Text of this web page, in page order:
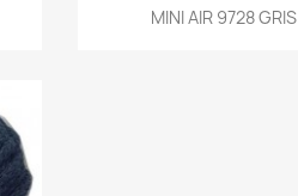
MINI AIR 9728 GRIS
Vista rápida